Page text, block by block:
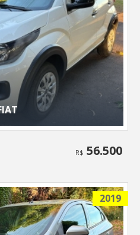
R$ 56.500
2019